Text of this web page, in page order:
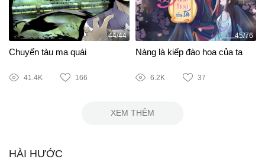
44/44
Chuyến tàu ma quái
41.4K 166
45/76
Nàng là kiếp đào hoa của ta
6.2K 37
XEM THÊM
HÀI HƯỚC